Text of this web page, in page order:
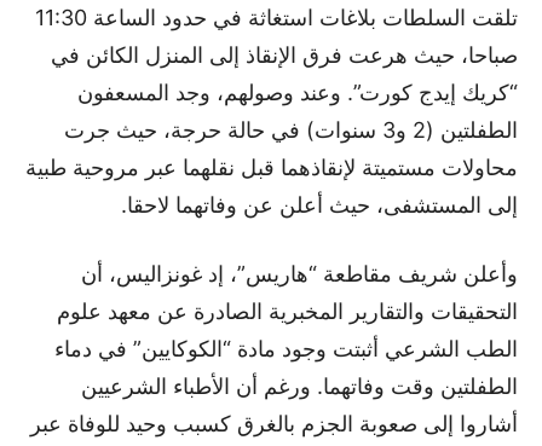
تلقت السلطات بلاغات استغاثة في حدود الساعة 11:30
صباحا، حيث هرعت فرق الإنقاذ إلى المنزل الكائن في
“كريك إيدج كورت”. وعند وصولهم، وجد المسعفون
الطفلتين (2 و3 سنوات) في حالة حرجة، حيث جرت
محاولات مستميتة لإنقاذهما قبل نقلهما عبر مروحية طبية
إلى المستشفى، حيث أعلن عن وفاتهما لاحقا.
وأعلن شريف مقاطعة “هاريس”، إد غونزاليس، أن
التحقيقات والتقارير المخبرية الصادرة عن معهد علوم
الطب الشرعي أثبتت وجود مادة “الكوكايين” في دماء
الطفلتين وقت وفاتهما. ورغم أن الأطباء الشرعيين
أشاروا إلى صعوبة الجزم بالغرق كسبب وحيد للوفاة عبر